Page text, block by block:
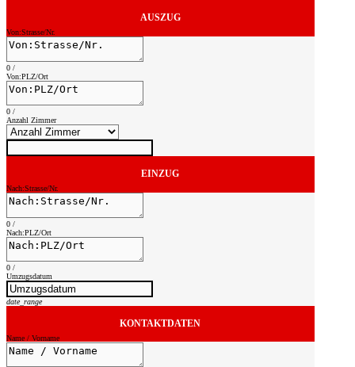
AUSZUG
Von:Strasse/Nr.
0 /
Von:PLZ/Ort
0 /
Anzahl Zimmer
EINZUG
Nach:Strasse/Nr.
0 /
Nach:PLZ/Ort
0 /
Umzugsdatum
date_range
KONTAKTDATEN
Name / Vorname